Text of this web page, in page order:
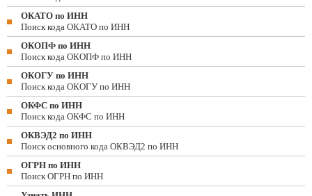
ОКАТО по ИНН
Поиск кода ОКАТО по ИНН
ОКОПФ по ИНН
Поиск кода ОКОПФ по ИНН
ОКОГУ по ИНН
Поиск кода ОКОГУ по ИНН
ОКФС по ИНН
Поиск кода ОКФС по ИНН
ОКВЭД2 по ИНН
Поиск основного кода ОКВЭД2 по ИНН
ОГРН по ИНН
Поиск ОГРН по ИНН